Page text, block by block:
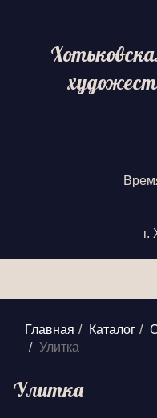
г.
Главная Каталог
Улитка
Улитка